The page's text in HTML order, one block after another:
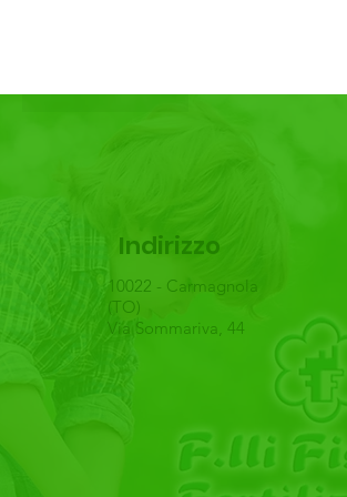
Indirizzo
10022 - Carmagnola
(TO)
Via Sommariva, 44